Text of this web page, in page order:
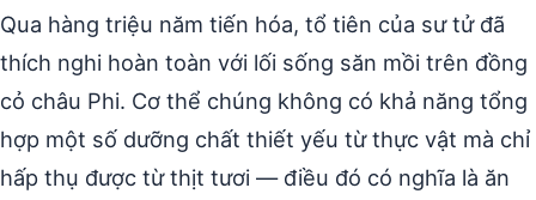
Qua hàng triệu năm tiến hóa, tổ tiên của sư tử đã
thích nghi hoàn toàn với lối sống săn mồi trên đồng
cỏ châu Phi. Cơ thể chúng không có khả năng tổng
hợp một số dưỡng chất thiết yếu từ thực vật mà chỉ
hấp thụ được từ thịt tươi — điều đó có nghĩa là ăn